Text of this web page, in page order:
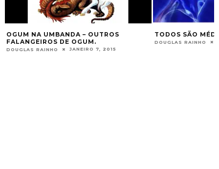
TODOS SÃO MÉDIUNS OU NÃO?
DOUGLAS RAINHO
A
DOUGLAS